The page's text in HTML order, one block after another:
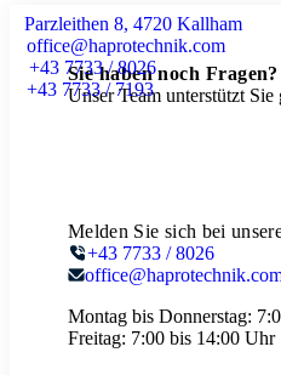
Parzleithen 8, 4720 Kallham
office@haprotechnik.com
+43 7733 / 8026
+43 7733 / 7193
Sie haben noch
Unser Team unterstützt
Melden Sie sich bei
+43 7733 / 8026
Montag bis Donnerstag:
Freitag: 7:00 bis 14:00 Uhr